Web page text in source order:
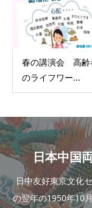
春の講演会 高齢
のライフワー...
日本中国
日中友好東京文化
の翌年の1950年10